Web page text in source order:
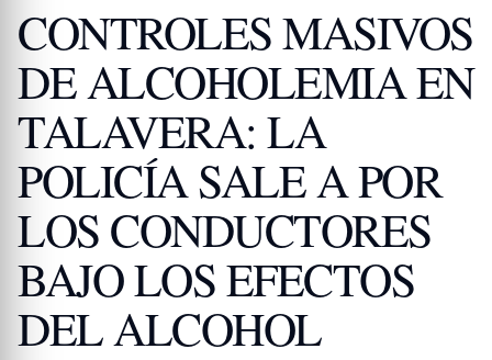
CONTROLES MASIVOS
DE ALCOHOLEMIA EN
TALAVERA: LA
POLICÍA SALE A POR
LOS CONDUCTORES
BAJO LOS EFECTOS
DEL ALCOHOL